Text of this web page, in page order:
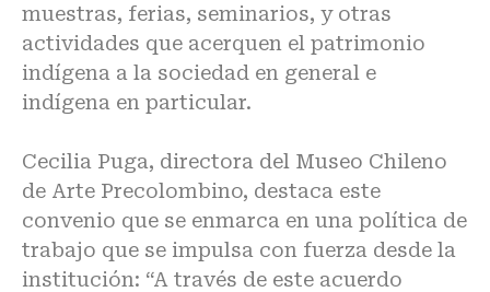
muestras, ferias, seminarios, y otras
actividades que acerquen el patrimonio
indígena a la sociedad en general e
indígena en particular.
Cecilia Puga, directora del Museo Chileno
de Arte Precolombino, destaca este
convenio que se enmarca en una política de
trabajo que se impulsa con fuerza desde la
institución: “A través de este acuerdo